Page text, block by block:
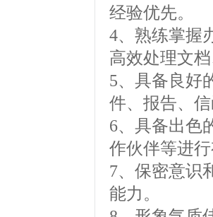
经验优先。
4、熟练掌握
高效处理文
5、具备良好
件、报告、
6、具备出色
作伙伴等进
7、保密意识
能力。